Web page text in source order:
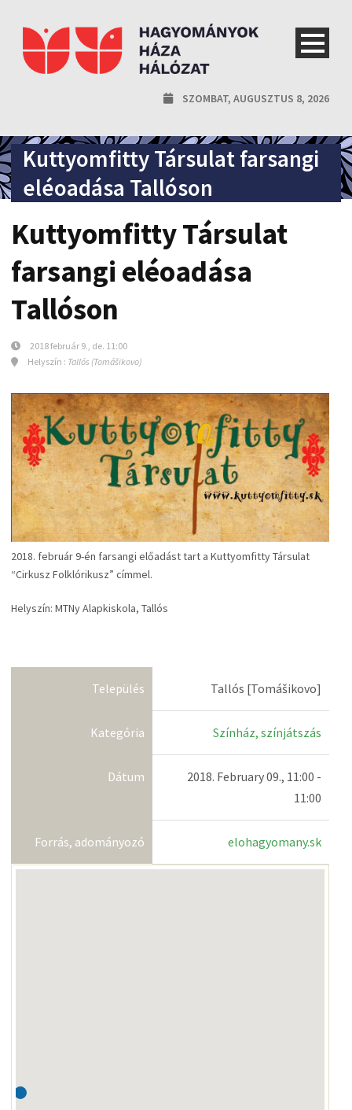
SZOMBAT, AUGUSZTUS 8, 2026
Kuttyomfitty Társulat farsangi
eléoadása Tallóson
Kuttyomfitty Társulat
farsangi eléoadása
Tallóson
2018 február 9., de. 11:00
Helyszín : Tallós (Tomášikovo)
2018. február 9-én farsangi előadást tart a Kuttyomfitty Társulat
“Cirkusz Folklórikusz” címmel.
Helyszín: MTNy Alapkiskola, Tallós
Település Tallós [Tomášikovo]
Kategória Színház, színjátszás
Dátum
2018. February 09., 11:00 -
11:00
Forrás, adományozó elohagyomany.sk